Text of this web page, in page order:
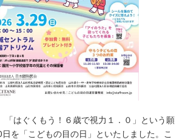
「はぐくもう！６歳で視力１．０」という願
を「こどもの目の日」といたしました。こ